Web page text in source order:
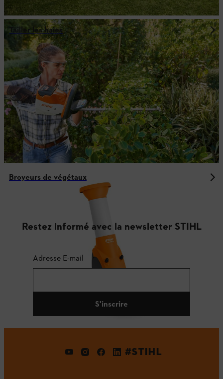
Tailler les haies
Broyeurs de végétaux
Restez informé avec la newsletter STIHL
Adresse E-mail
S'inscrire
#STIHL